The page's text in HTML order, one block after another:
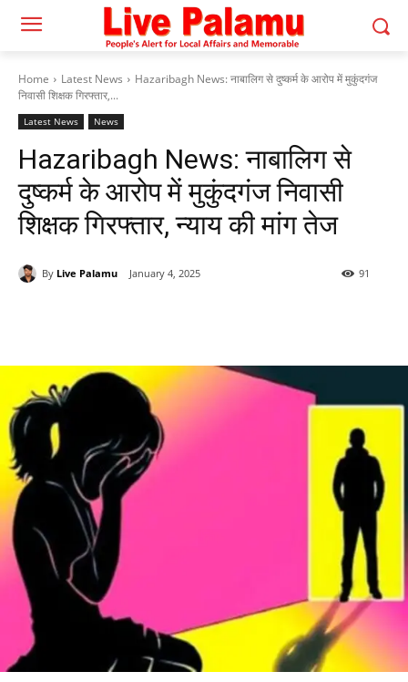
Home Latest News
Hazaribagh News: नाबालिग से दुष्कर्म के आरोप में मुकुंदगंज
निवासी शिक्षक गिरफ्तार,...
Latest News News
Hazaribagh News: नाबालिग से
दुष्कर्म के आरोप में मुकुंदगंज निवासी
शिक्षक गिरफ्तार, न्याय की मांग तेज
By Live Palamu January 4, 2025 91